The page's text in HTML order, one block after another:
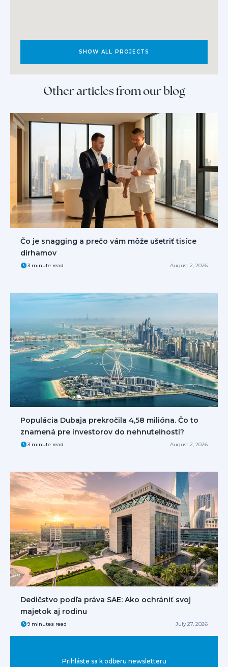
SHOW ALL PROJECTS
Other articles from our blog
Čo je snagging a prečo vám môže ušetriť tisíce
dirhamov
3 minute read August 2, 2026
Populácia Dubaja prekročila 4,58 milióna. Čo to
znamená pre investorov do nehnuteľností?
3 minute read August 2, 2026
Dedičstvo podľa práva SAE: Ako ochrániť svoj
majetok aj rodinu
9 minutes read July 27, 2026
Prihláste sa k odberu newsletteru